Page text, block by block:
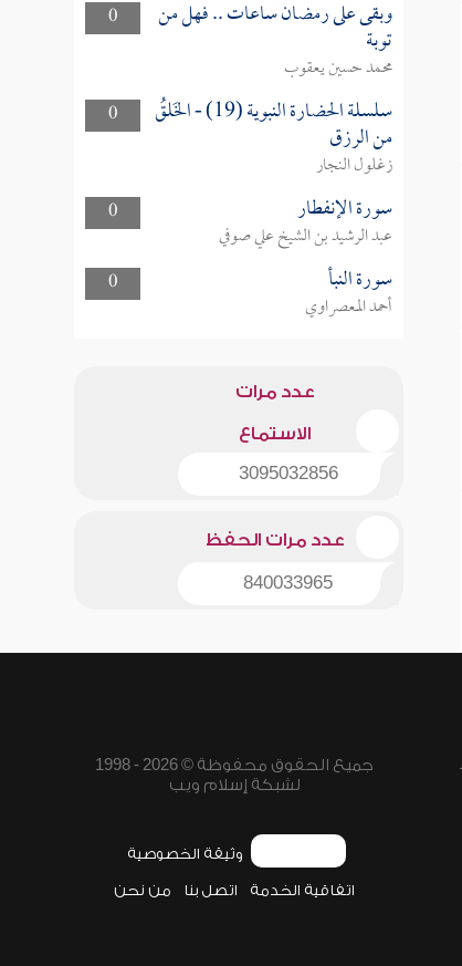
0 وبقى على رمضان ساعات .. فهل من
توبة
محمد حسين يعقوب
0
سلسلة الحضارة النبوية (19) - الخَلقُ
من الرزق
زغلول النجار
0
سورة الإنفطار
عبد الرشيد بن الشيخ علي صوفي
0
سورة النبأ
أحمد المعصراوي
عدد مرات
الاستماع
3095032856
عدد مرات الحفظ
840033965
جميع الحقوق محفوظة © 2026 - 1998
لشبكة إسلام ويب
وثيقة الخصوصية
اتفاقية الخدمة اتصل بنا من نحن